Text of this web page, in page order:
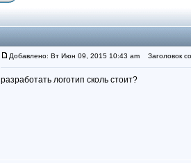
Добавлено: Вт Июн 09, 2015 10:43 am Заголовок
разработать логотип сколь стоит?